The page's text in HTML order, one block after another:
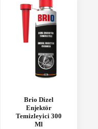
Brio Dizel
Enjektör
Temizleyici 300
Ml